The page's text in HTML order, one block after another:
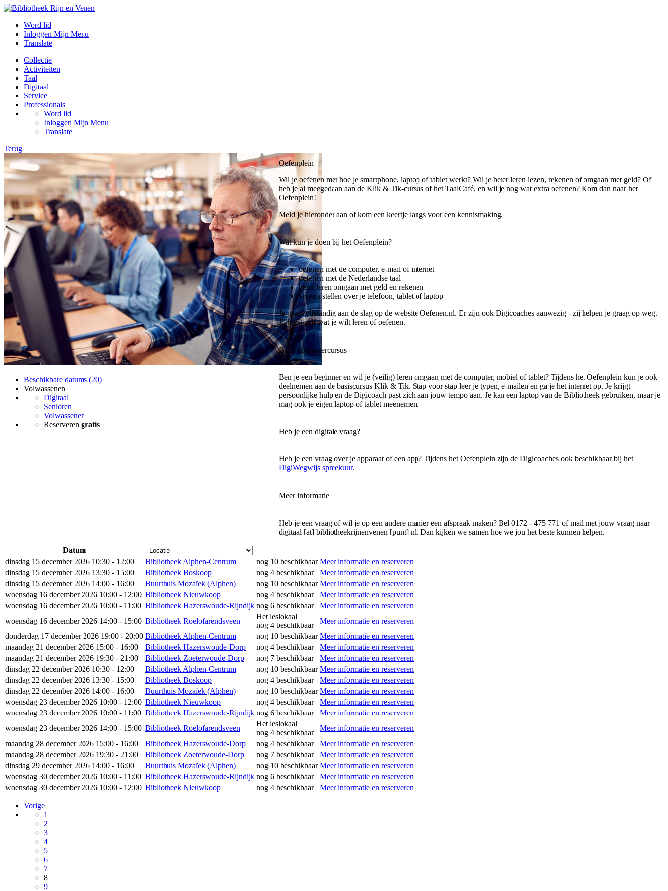
Word lid
Inloggen Mijn Menu
Translate
Collectie
Activiteiten
Taal
Digitaal
Service
Professionals
Word lid
Inloggen Mijn Menu
Translate
Terug
Beschikbare datums (20)
Volwassenen
Digitaal
Senioren
Volwassenen
Reserveren gratis
Oefenplein
Wil je oefenen met hoe je smartphone, laptop of tablet werkt? Wil je beter leren lezen, rekenen of omgaan met geld? Of
heb je al meegedaan aan de Klik & Tik-cursus of het TaalCafé, en wil je nog wat extra oefenen? Kom dan naar het
Oefenplein!
Meld je hieronder aan of kom een keertje langs voor een kennismaking.
Wat kun je doen bij het Oefenplein?
oefenen met de computer, e-mail of internet
oefenen met de Nederlandse taal
beter leren omgaan met geld en rekenen
vragen stellen over je telefoon, tablet of laptop
Je gaat zelfstandig aan de slag op de website Oefenen.nl. Er zijn ook Digicoaches aanwezig - zij helpen je graag op weg.
Jij kiest zelf wat je wilt leren of oefenen.
Basis computercursus
Ben je een beginner en wil je (veilig) leren omgaan met de computer, mobiel of tablet? Tijdens het Oefenplein kun je ook
deelnemen aan de basiscursus Klik & Tik. Stap voor stap leer je typen, e-mailen en ga je het internet op. Je krijgt
persoonlijke hulp en de Digicoach past zich aan jouw tempo aan. Je kan een laptop van de Bibliotheek gebruiken, maar je
mag ook je eigen laptop of tablet meenemen.
Heb je een digitale vraag?
Heb je een vraag over je apparaat of een app? Tijdens het Oefenplein zijn de Digicoaches ook beschikbaar bij het
DigiWegwijs spreekuur.
Meer informatie
Heb je een vraag of wil je op een andere manier een afspraak maken? Bel 0172 - 475 771 of mail met jouw vraag naar
digitaal [at] bibliotheekrijnenvenen [punt] nl. Dan kijken we samen hoe we jou het beste kunnen helpen.
Datum
dinsdag 15 december 2026 10:30 - 12:00
Bibliotheek Alphen-Centrum nog 10 beschikbaar Meer informatie en reserveren
dinsdag 15 december 2026 13:30 - 15:00
Bibliotheek Boskoop nog 4 beschikbaar
Meer informatie en reserveren
dinsdag 15 december 2026 14:00 - 16:00
Buurthuis Mozaïek (Alphen) nog 10 beschikbaar Meer informatie en reserveren
woensdag 16 december 2026 10:00 - 12:00 Bibliotheek Nieuwkoop nog 4 beschikbaar
Meer informatie en reserveren
woensdag 16 december 2026 10:00 - 11:00 Bibliotheek Hazerswoude-Rijndijk nog 6 beschikbaar
Meer informatie en reserveren
woensdag 16 december 2026 14:00 - 15:00 Bibliotheek Roelofarendsveen
Het leslokaal
nog 4 beschikbaar
Meer informatie en reserveren
donderdag 17 december 2026 19:00 - 20:00 Bibliotheek Alphen-Centrum nog 10 beschikbaar Meer informatie en reserveren
maandag 21 december 2026 15:00 - 16:00
Bibliotheek Hazerswoude-Dorp nog 4 beschikbaar
Meer informatie en reserveren
maandag 21 december 2026 19:30 - 21:00
Bibliotheek Zoeterwoude-Dorp nog 7 beschikbaar
Meer informatie en reserveren
dinsdag 22 december 2026 10:30 - 12:00
Bibliotheek Alphen-Centrum nog 10 beschikbaar Meer informatie en reserveren
dinsdag 22 december 2026 13:30 - 15:00
Bibliotheek Boskoop nog 4 beschikbaar
Meer informatie en reserveren
dinsdag 22 december 2026 14:00 - 16:00
Buurthuis Mozaïek (Alphen) nog 10 beschikbaar Meer informatie en reserveren
woensdag 23 december 2026 10:00 - 12:00 Bibliotheek Nieuwkoop nog 4 beschikbaar
Meer informatie en reserveren
woensdag 23 december 2026 10:00 - 11:00 Bibliotheek Hazerswoude-Rijndijk nog 6 beschikbaar
Meer informatie en reserveren
woensdag 23 december 2026 14:00 - 15:00 Bibliotheek Roelofarendsveen
Het leslokaal
nog 4 beschikbaar
Meer informatie en reserveren
maandag 28 december 2026 15:00 - 16:00
Bibliotheek Hazerswoude-Dorp nog 4 beschikbaar
Meer informatie en reserveren
maandag 28 december 2026 19:30 - 21:00
Bibliotheek Zoeterwoude-Dorp nog 7 beschikbaar
Meer informatie en reserveren
dinsdag 29 december 2026 14:00 - 16:00
Buurthuis Mozaïek (Alphen) nog 10 beschikbaar Meer informatie en reserveren
woensdag 30 december 2026 10:00 - 11:00 Bibliotheek Hazerswoude-Rijndijk nog 6 beschikbaar
Meer informatie en reserveren
woensdag 30 december 2026 10:00 - 12:00 Bibliotheek Nieuwkoop nog 4 beschikbaar Meer informatie en reserveren
Vorige
1
2
3
4
5
6
7
8
9